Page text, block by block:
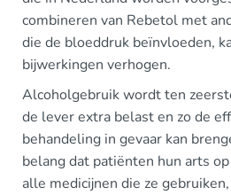
combineren van Rebetol met
die de bloeddruk beïnvloeden,
bijwerkingen verhogen.
Alcoholgebruik wordt ten
de lever extra belast en zo de
behandeling in gevaar kan
belang dat patiënten hun arts
alle medicijnen die ze